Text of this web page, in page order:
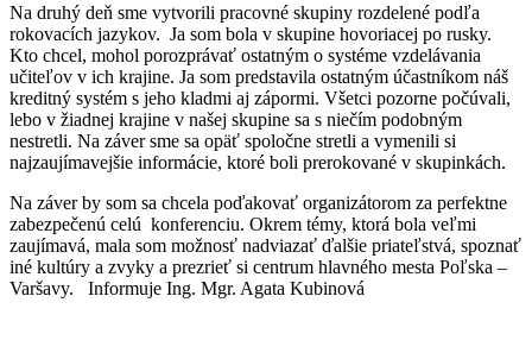
Na druhý deň sme vytvorili pracovné skupiny rozdelené podľa
rokovacích jazykov. Ja som bola v skupine hovoriacej po rusky.
Kto chcel, mohol porozprávať ostatným o systéme vzdelávania
učiteľov v ich krajine. Ja som predstavila ostatným účastníkom náš
kreditný systém s jeho kladmi aj zápormi. Všetci pozorne počúvali,
lebo v žiadnej krajine v našej skupine sa s niečím podobným
nestretli. Na záver sme sa opäť spoločne stretli a vymenili si
najzaujímavejšie informácie, ktoré boli prerokované v skupinkách.
Na záver by som sa chcela poďakovať organizátorom za perfektne
zabezpečenú celú konferenciu. Okrem témy, ktorá bola veľmi
zaujímavá, mala som možnosť nadviazať ďalšie priateľstvá, spoznať
iné kultúry a zvyky a prezrieť si centrum hlavného mesta Poľska –
Varšavy. Informuje Ing. Mgr. Agata Kubinová